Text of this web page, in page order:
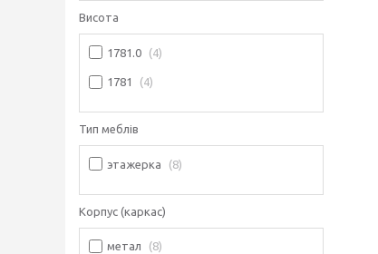
Висота
1781.0 4
1781 4
Тип меблів
этажерка 8
Корпус (каркас)
метал 8